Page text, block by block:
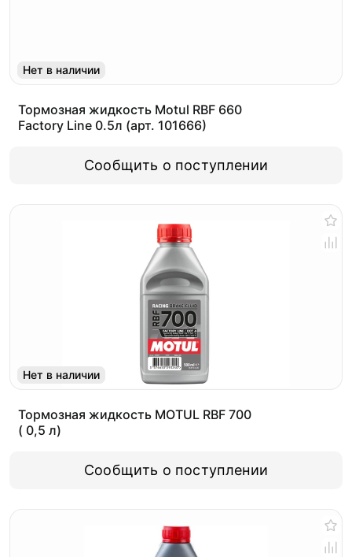
Нет в наличии
Тормозная жидкость Motul RBF 660
Factory Line 0.5л (арт. 101666)
Сообщить о поступлении
Нет в наличии
Тормозная жидкость MOTUL RBF 700
( 0,5 л)
Сообщить о поступлении